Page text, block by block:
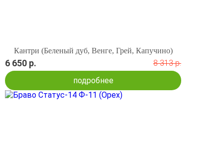
Кантри (Беленый дуб, Венге, Грей, Капучино)
6 650 р.
8 313 р.
подробнее